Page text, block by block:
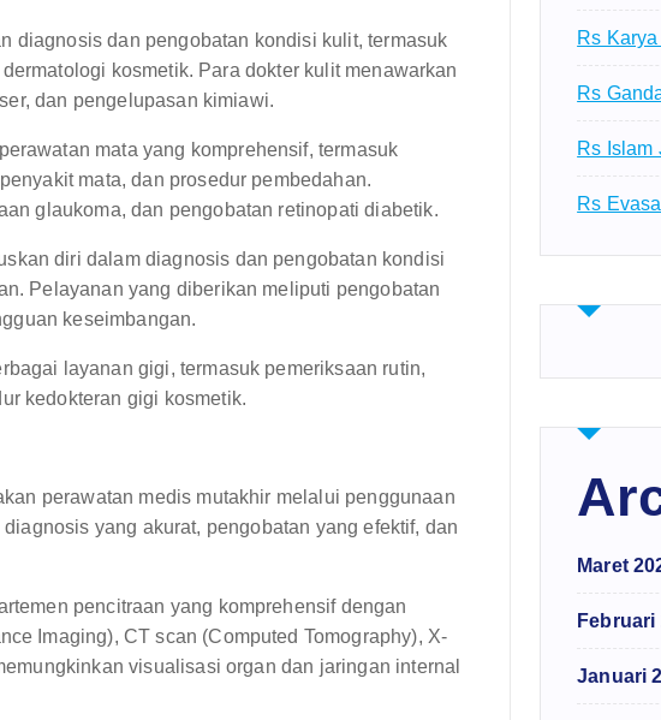
diagnosis dan pengobatan kondisi kulit, termasuk
kosmetik. Para dokter kulit menawarkan
dan pengelupasan kimiawi.
mata yang komprehensif, termasuk
mata, dan prosedur pembedahan.
glaukoma, dan pengobatan retinopati diabetik.
diri dalam diagnosis dan pengobatan kondisi
Pelayanan yang diberikan meliputi pengobatan
keseimbangan.
layanan gigi, termasuk pemeriksaan rutin,
kedokteran gigi kosmetik.
perawatan medis mutakhir melalui penggunaan
yang akurat, pengobatan yang efektif, dan
pencitraan yang komprehensif dengan
Imaging), CT scan (Computed Tomography), X-
visualisasi organ dan jaringan internal
Rs
Rs
Rs Islam
Rs
Maret
Februari
Januari